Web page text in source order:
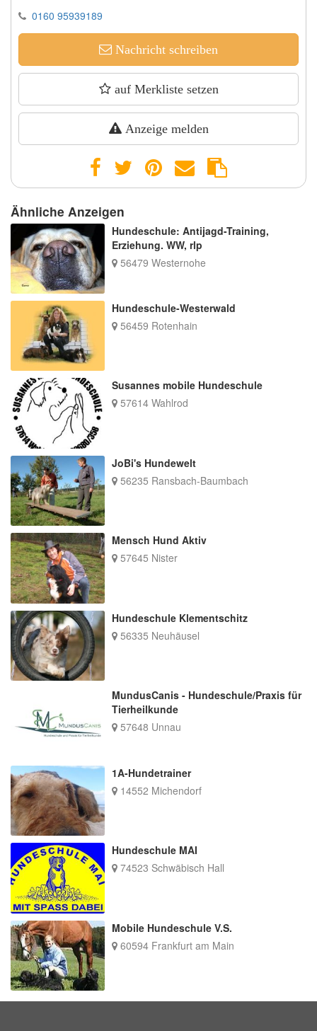
0160 95939189
Nachricht schreiben
auf Merkliste setzen
Anzeige melden
Ähnliche Anzeigen
Hundeschule: Antijagd-Training,
Erziehung. WW, rlp
56479 Westernohe
Hundeschule-Westerwald
56459 Rotenhain
Susannes mobile Hundeschule
57614 Wahlrod
JoBi's Hundewelt
56235 Ransbach-Baumbach
Mensch Hund Aktiv
57645 Nister
Hundeschule Klementschitz
56335 Neuhäusel
MundusCanis - Hundeschule/Praxis für
Tierheilkunde
57648 Unnau
1A-Hundetrainer
14552 Michendorf
Hundeschule MAI
74523 Schwäbisch Hall
Mobile Hundeschule V.S.
60594 Frankfurt am Main